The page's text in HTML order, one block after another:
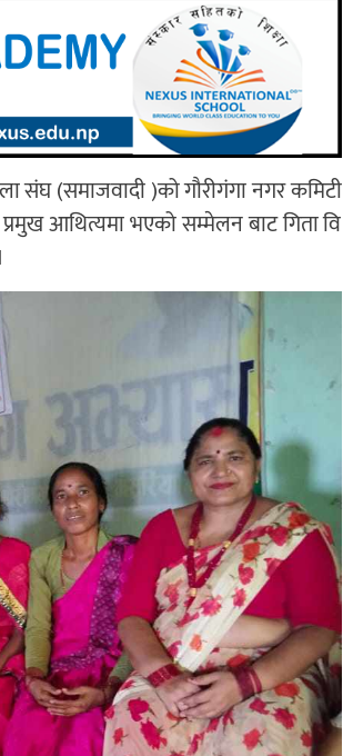
संघ (समाजवादी )को गौरीगंगा नगर कमिटी
आथित्यमा भएको सम्मेलन बाट गिता वि